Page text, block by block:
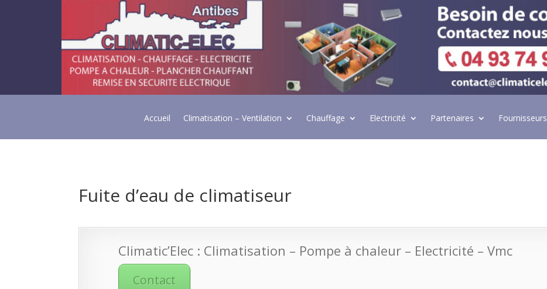
Accueil Climatisation – Ventilation Chauffage Electricité Partenaires Fournisseurs
Fuite d’eau de climatiseur
Climatic’Elec : Climatisation – Pompe à chaleur – Electricité – Vmc
Contact